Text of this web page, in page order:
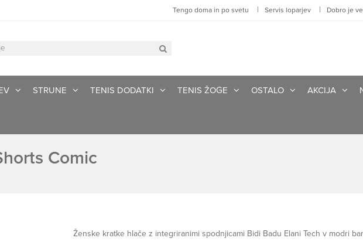
Tengo doma in po svetu | Servis loparjev | Dobro je
STRUNE TENIS DODATKI TENIS ŽOGE OSTALO AKCIJA
Comic
Ženske kratke hlače z integriranimi spodnjicami Bidi Badu Elani Tech v modri